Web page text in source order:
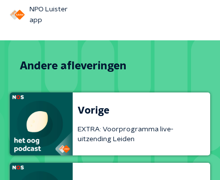
NPO Luister
app
Andere afleveringen
Vorige
EXTRA: Voorprogramma live-
uitzending Leiden